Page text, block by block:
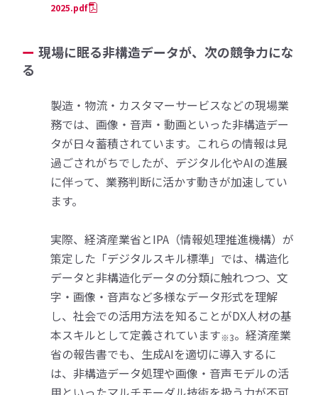
2025.pdf
現場に眠る非構造データが、次の競争力にな
る
製造・物流・カスタマーサービスなどの現場業
務では、画像・音声・動画といった非構造デー
タが日々蓄積されています。これらの情報は見
過ごされがちでしたが、デジタル化やAIの進展
に伴って、業務判断に活かす動きが加速してい
ます。
実際、経済産業省とIPA（情報処理推進機構）が
策定した「デジタルスキル標準」では、構造化
データと非構造化データの分類に触れつつ、文
字・画像・音声など多様なデータ形式を理解
し、社会での活用方法を知ることがDX人材の基
本スキルとして定義されています※3。経済産業
省の報告書でも、生成AIを適切に導入するに
は、非構造データ処理や画像・音声モデルの活